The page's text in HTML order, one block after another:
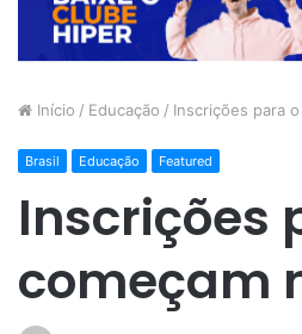
Início / Educação / Inscrições para
Brasil Educação Featured
Inscrições
começam